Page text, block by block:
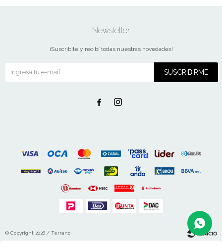
Newsletter
¡Suscribite y recibí todas nuestras novedades!
SUSCRIBIRME
 
© Copyright 2026 / Terrano